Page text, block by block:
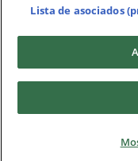
Copyright © Tiendeo
Términos y
Lista de asociados